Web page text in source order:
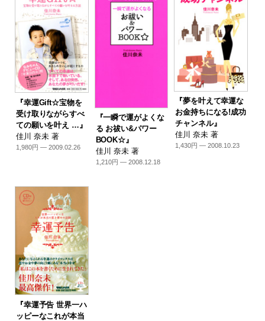
『幸運Gift☆宝物を
受け取りながらすべ
ての願いを叶え …』
佳川 奈未 著
1,980円 — 2009.02.26
『一瞬で運がよくな
る お祓い&パワー
BOOK☆』
佳川 奈未 著
1,210円 — 2008.12.18
『夢を叶えて幸運な
お金持ちになる!成功
チャンネル』
佳川 奈未 著
1,430円 — 2008.10.23
『幸運予告 世界一ハ
ッピーなこれが本当